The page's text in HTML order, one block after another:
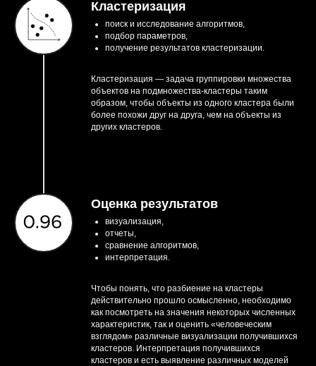
Кластеризация
поиск и исследование алгоритмов,
подбор параметров,
получение результатов кластеризации.
Кластеризация — задача группировки множества
объектов на подмножества-кластеры таким
образом, чтобы объекты из одного кластера были
более похожи друг на друга, чем на объекты из
других кластеров.
Оценка результатов
визуализация,
отчеты,
сравнение алгоритмов,
интерпретация.
Чтобы понять, что разбиение на кластеры
действительно прошло осмысленно, необходимо
как посмотреть на значения некоторых численных
характеристик, так и оценить «человеческим
взглядом» различные визуализации получившихся
кластеров. Интерпретация получившихся
кластеров и есть выявление различных моделей